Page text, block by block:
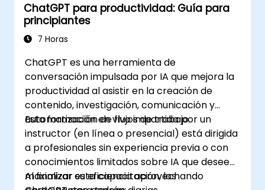
ChatGPT para productividad: Guía para
principiantes
7 Horas
ChatGPT es una herramienta de
conversación impulsada por IA que mejora la
productividad al asistir en la creación de
contenido, investigación, comunicación y
automatización de flujos de trabajo.
Esta formación en vivo impartida por un
instructor (en línea o presencial) está dirigida
a profesionales sin experiencia previa o con
conocimientos limitados sobre IA que deseen
maximizar su eficiencia aprovechando
Al finalizar esta capacitación, los